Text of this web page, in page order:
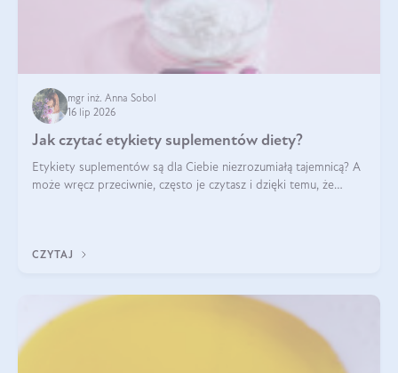
mgr inż. Anna Sobol
16 lip 2026
Jak czytać etykiety suplementów diety?
Etykiety suplementów są dla Ciebie niezrozumiałą tajemnicą? A
może wręcz przeciwnie, często je czytasz i dzięki temu, że
CZYTAJ